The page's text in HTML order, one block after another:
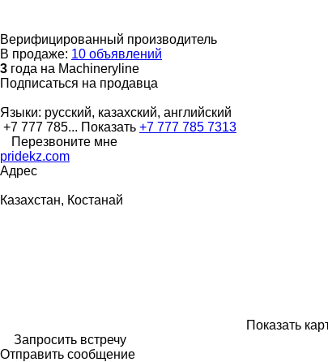
Верифицированный производитель
В продаже: 10 объявлений
3 года на Machineryline
Подписаться на продавца
Языки: русский, казахский, английский
+7 777 785... Показать +7 777 785 7313
Перезвоните мне
pridekz.com
Адрес
Казахстан, Костанай
Показать
Запросить встречу
Отправить сообщение